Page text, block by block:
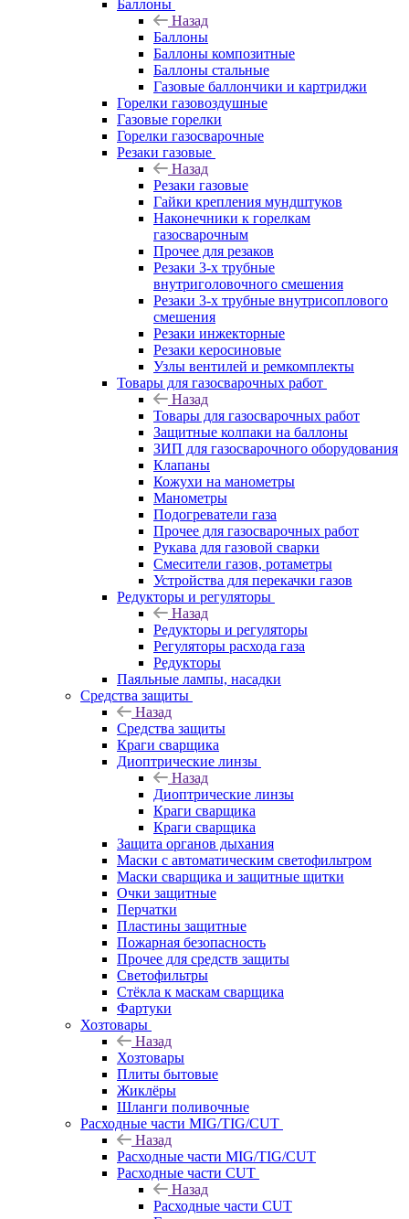
Баллоны
Назад
Баллоны
Баллоны композитные
Баллоны стальные
Газовые баллончики и картриджи
Горелки газовоздушные
Газовые горелки
Горелки газосварочные
Резаки газовые
Назад
Резаки газовые
Гайки крепления мундштуков
Наконечники к горелкам
газосварочным
Прочее для резаков
Резаки 3-х трубные
внутриголовочного смешения
Резаки 3-х трубные внутрисоплового
смешения
Резаки инжекторные
Резаки керосиновые
Узлы вентилей и ремкомплекты
Товары для газосварочных работ
Назад
Товары для газосварочных работ
Защитные колпаки на баллоны
ЗИП для газосварочного оборудования
Клапаны
Кожухи на манометры
Манометры
Подогреватели газа
Прочее для газосварочных работ
Рукава для газовой сварки
Смесители газов, ротаметры
Устройства для перекачки газов
Редукторы и регуляторы
Назад
Редукторы и регуляторы
Регуляторы расхода газа
Редукторы
Паяльные лампы, насадки
Средства защиты
Назад
Средства защиты
Краги сварщика
Диоптрические линзы
Назад
Диоптрические линзы
Краги сварщика
Краги сварщика
Защита органов дыхания
Маски с автоматическим светофильтром
Маски сварщика и защитные щитки
Очки защитные
Перчатки
Пластины защитные
Пожарная безопасность
Прочее для средств защиты
Светофильтры
Стёкла к маскам сварщика
Фартуки
Хозтовары
Назад
Хозтовары
Плиты бытовые
Жиклёры
Шланги поливочные
Расходные части MIG/TIG/CUT
Назад
Расходные части MIG/TIG/CUT
Расходные части CUT
Назад
Расходные части CUT